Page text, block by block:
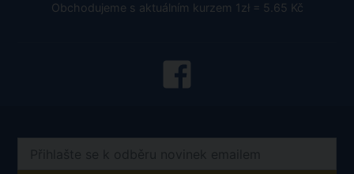
Obchodujeme s aktuálním kurzem 1zł = 5.65 Kč